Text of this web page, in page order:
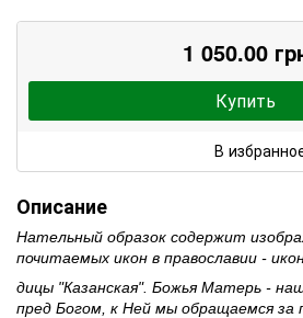
1 050.00
Купить
В
Описание
Нательный образок содержит
почитаемых икон в православии -
дицы "Казанская". Божья Матерь -
пред Богом, к Ней мы обращаемся